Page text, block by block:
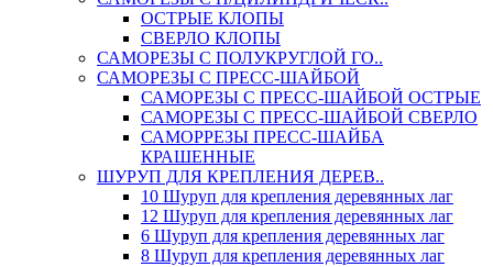
ОСТРЫЕ КЛОПЫ
СВЕРЛО КЛОПЫ
САМОРЕЗЫ С ПОЛУКРУГЛОЙ ГО..
САМОРЕЗЫ С ПРЕСС-ШАЙБОЙ
САМОРЕЗЫ С ПРЕСС-ШАЙБОЙ ОСТРЫЕ
САМОРЕЗЫ С ПРЕСС-ШАЙБОЙ СВЕРЛО
САМОРРЕЗЫ ПРЕСС-ШАЙБА
КРАШЕННЫЕ
ШУРУП ДЛЯ КРЕПЛЕНИЯ ДЕРЕВ..
10 Шуруп для крепления деревянных лаг
12 Шуруп для крепления деревянных лаг
6 Шуруп для крепления деревянных лаг
8 Шуруп для крепления деревянных лаг